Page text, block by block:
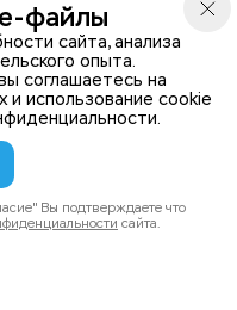
д. 70, корп. 1
безопасности
файлы
сайта, анализа
опыта.
соглашаетесь на
и использование cookie
.
Вы подтверждаете что
сайта.